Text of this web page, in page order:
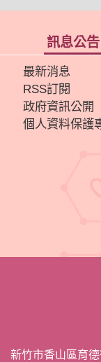
訊息公告
最新消息
RSS訂閱
政府資訊公開
個人資料保護
新竹市香山區育